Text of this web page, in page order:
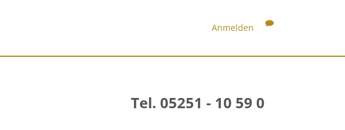
Anmelden
Tel. 05251 - 10 59 0